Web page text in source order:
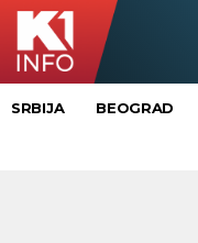
SRBIJA BEOGRAD